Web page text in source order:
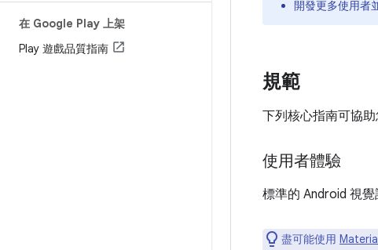
在 Google Play 上架
Play 遊戲品質指南
開發更多使用者
規範
下列核心指南可協助
使用者體驗
標準的 Android 視
盡可能使用